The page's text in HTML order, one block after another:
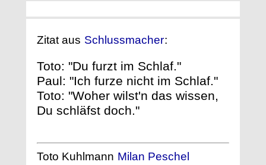
Zitat aus Schlussmacher:
Toto: "Du furzt im Schlaf."
Paul: "Ich furze nicht im Schlaf."
Toto: "Woher wilst'n das wissen,
Du schläfst doch."
Toto Kuhlmann Milan Peschel